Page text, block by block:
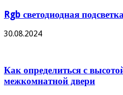
Rgb светодиодная
30.08.2024
Как определиться с
межкомнатной двери